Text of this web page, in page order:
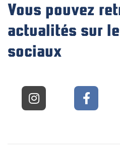
Vous pouvez
actualités sur
sociaux